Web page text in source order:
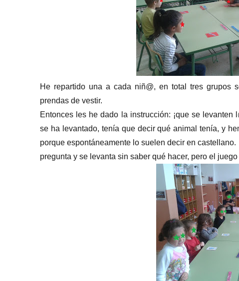
He repartido una a cada niñ@, en total tres grupos
prendas de vestir.
Entonces les he dado la instrucción: ¡que se
se ha levantado, tenía que decir qué animal tenía, y
porque espontáneamente lo suelen decir en
pregunta y se levanta sin saber qué hacer, pero el